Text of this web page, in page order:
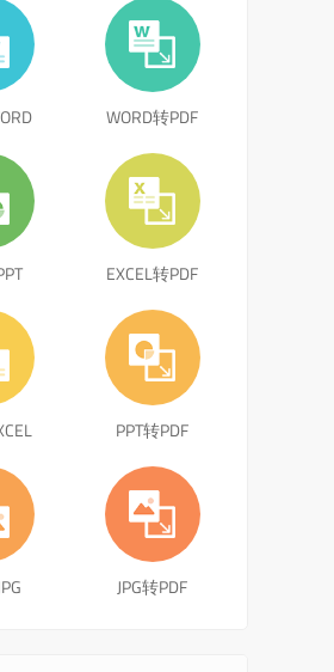
WORD转PDF
EXCEL转PDF
PPT转PDF
JPG转PDF